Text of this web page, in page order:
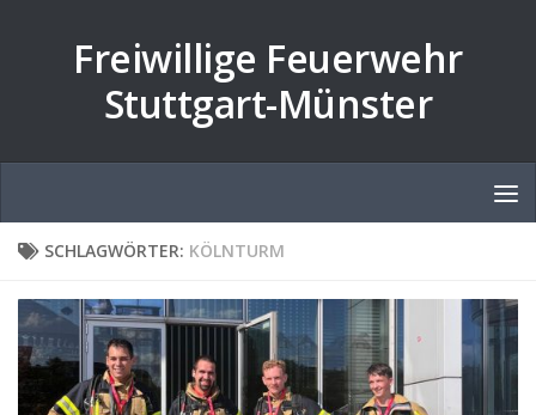
Freiwillige Feuerwehr
Stuttgart-Münster
SCHLAGWÖRTER: KÖLNTURM